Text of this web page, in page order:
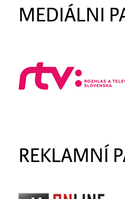
MEDIÁLNI
REKLAMNÍ